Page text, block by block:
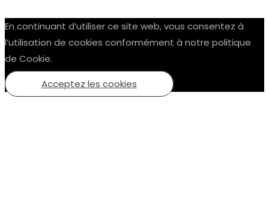
En continuant d’utiliser ce site web, vous consentez à
l’utilisation de cookies conformément à notre politique
de Cookie.
Acceptez les cookies